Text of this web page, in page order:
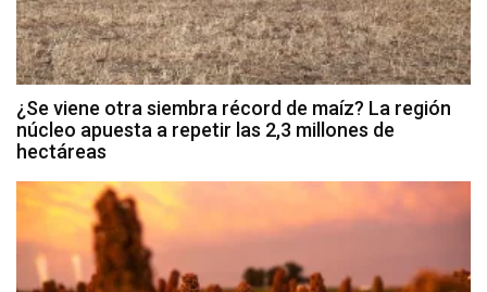
¿Se viene otra siembra récord de maíz? La región
núcleo apuesta a repetir las 2,3 millones de
hectáreas